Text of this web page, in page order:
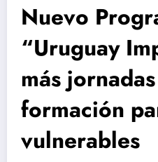
Nuevo
“Uruguay
más
formación
vulnerables